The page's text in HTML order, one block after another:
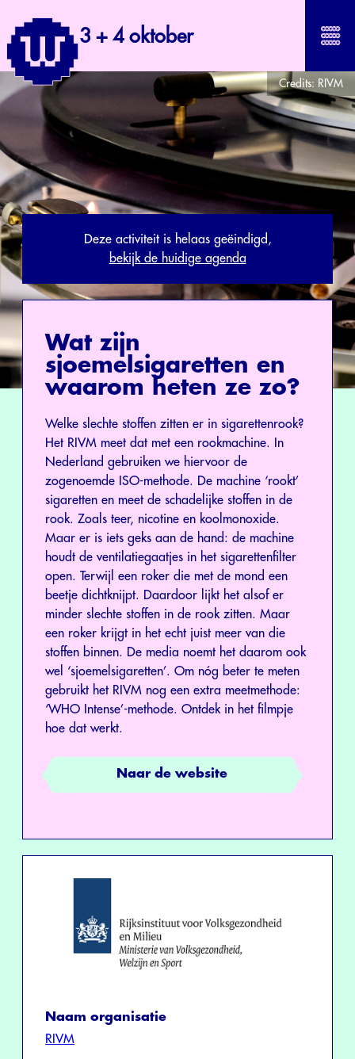
3 + 4 oktober
Credits: RIVM
Deze activiteit is helaas geëindigd,
bekijk de huidige agenda
Wat zijn
sjoemelsigaretten en
waarom heten ze zo?
Welke slechte stoffen zitten er in sigarettenrook?
Het RIVM meet dat met een rookmachine. In
Nederland gebruiken we hiervoor de
zogenoemde ISO-methode. De machine ‘rookt’
sigaretten en meet de schadelijke stoffen in de
rook. Zoals teer, nicotine en koolmonoxide.
Maar er is iets geks aan de hand: de machine
houdt de ventilatiegaatjes in het sigarettenfilter
open. Terwijl een roker die met de mond een
beetje dichtknijpt. Daardoor lijkt het alsof er
minder slechte stoffen in de rook zitten. Maar
een roker krijgt in het echt juist meer van die
stoffen binnen. De media noemt het daarom ook
wel ‘sjoemelsigaretten’. Om nóg beter te meten
gebruikt het RIVM nog een extra meetmethode:
‘WHO Intense’-methode. Ontdek in het filmpje
hoe dat werkt.
Naar de website
Naam organisatie
RIVM